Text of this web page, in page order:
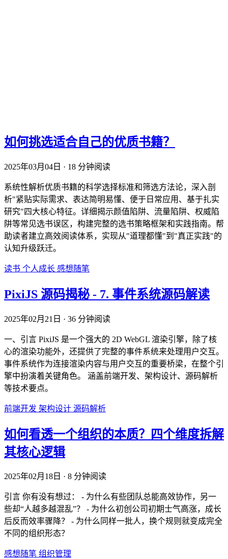
如何挑选适合自己的优质书籍？
2025年03月04日 · 18 分钟阅读
系统性解析优质书籍的科学选择标准和筛选方法论，深入剖
析"紧贴实际需求、表达简明易懂、便于日常应用、基于扎实
研究"四大核心特征。详细揭示颜值陷阱、流量陷阱、权威陷
阱等常见选书误区，构建完整的选书策略框架和实践指南。帮
助读者建立高效阅读体系，实现从"道理都懂"到"真正实践"的
认知升级跃迁。
读书 个人成长 感想随笔
PixiJS 源码揭秘 - 7. 事件系统源码解读
2025年02月21日 · 36 分钟阅读
一、引言 PixiJS 是一个强大的 2D WebGL 渲染引擎，除了核
心的渲染功能外，还提供了完整的事件系统来处理用户交互。
事件系统作为连接渲染内容与用户交互的重要桥梁，在整个引
擎中扮演着关键角色。 涵盖前端开发、架构设计、源码解析
等技术要点。
前端开发 架构设计 源码解析
如何看透一个组织的本质？四个维度拆解
其核心逻辑
2025年02月18日 · 8 分钟阅读
引言 你有没有想过： - 为什么有些团队总能高效协作，另一
些却“人越多越混乱”？ - 为什么初创公司初期士气高涨，成长
后反而效率骤降？ - 为什么同样一批人，换个规则就变成完全
不同的组织形态？
感想随笔 组织管理